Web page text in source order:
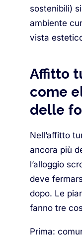
sostenibili)
ambiente
vista
Affitto
come
delle
Nell’affitto
ancora più
l’alloggio
deve
dopo. Le
fanno tre
Prima: